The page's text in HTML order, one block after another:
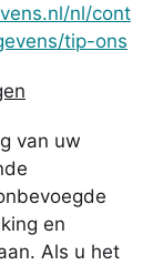
nl/cont
tip-ons
van uw
en
Als u het